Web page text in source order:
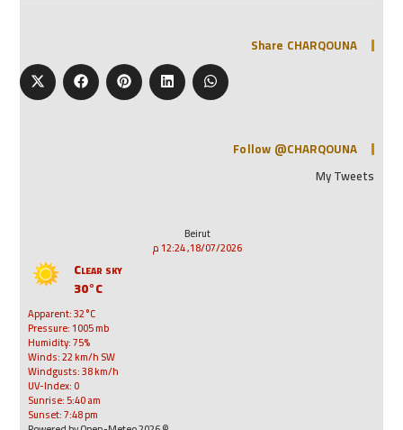
Share CHARQOUNA
Follow @CHARQOUNA
My Tweets
Beirut
18/07/2026, 12:24 م
Clear sky
30°C
Apparent: 32°C
Pressure: 1005 mb
Humidity: 75%
Winds: 22 km/h SW
Windgusts: 38 km/h
UV-Index: 0
Sunrise: 5:40 am
Sunset: 7:48 pm